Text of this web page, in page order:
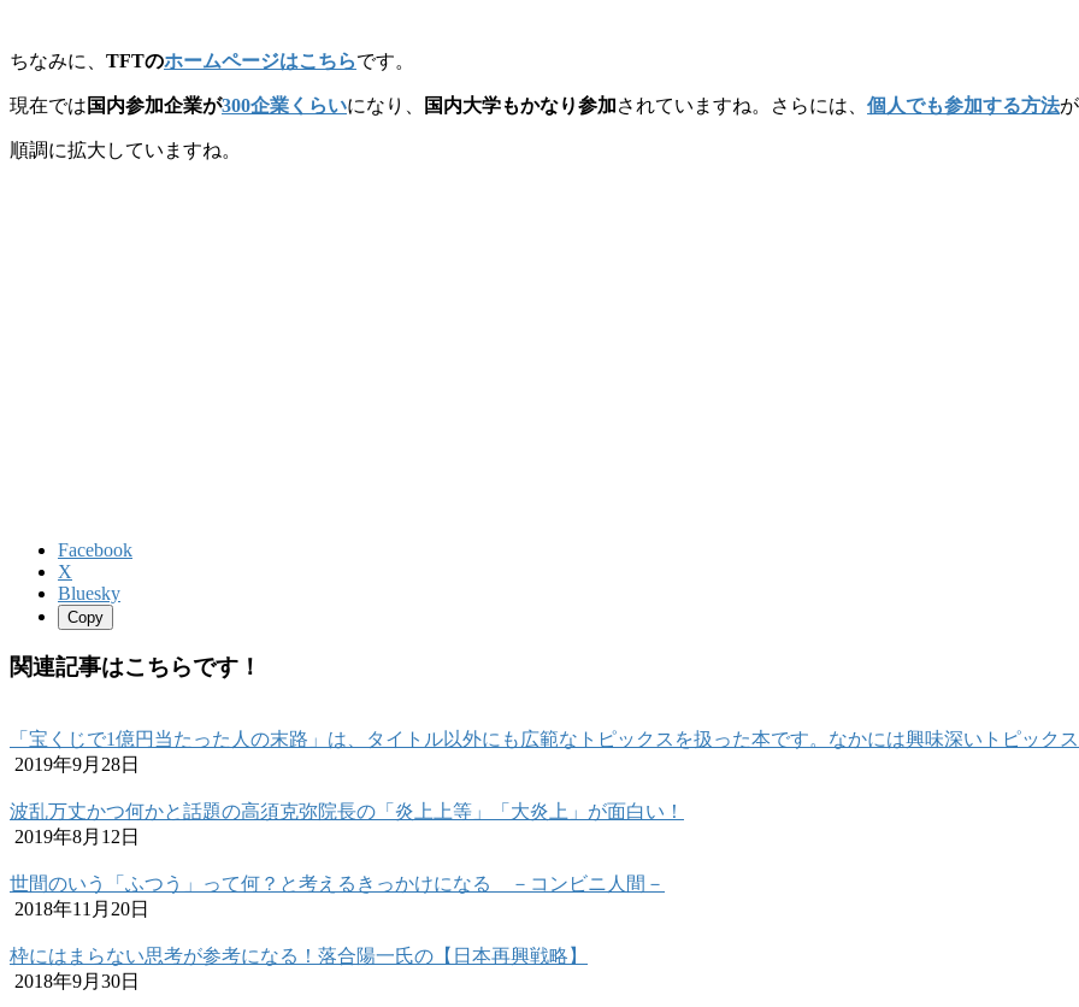
ちなみに、 TFTのホームページはこちらです。
現在では 国内参加企業が300企業くらいになり、 国内大学もかなり参加されていますね。さらには、 個人でも参加する方法
順調に拡大していますね。
Facebook
X
Bluesky
Copy
関連記事はこちらです！
「宝くじで1億円当たった人の末路」は、タイトル以外にも広範なトピックスを扱った本です。なかには興味深いトピックス
2019年9月28日
波乱万丈かつ何かと話題の高須克弥院長の「炎上上等」「大炎上」が面白い！
2019年8月12日
世間のいう「ふつう」って何？と考えるきっかけになる －コンビニ人間－
2018年11月20日
枠にはまらない思考が参考になる！落合陽一氏の【日本再興戦略】
2018年9月30日